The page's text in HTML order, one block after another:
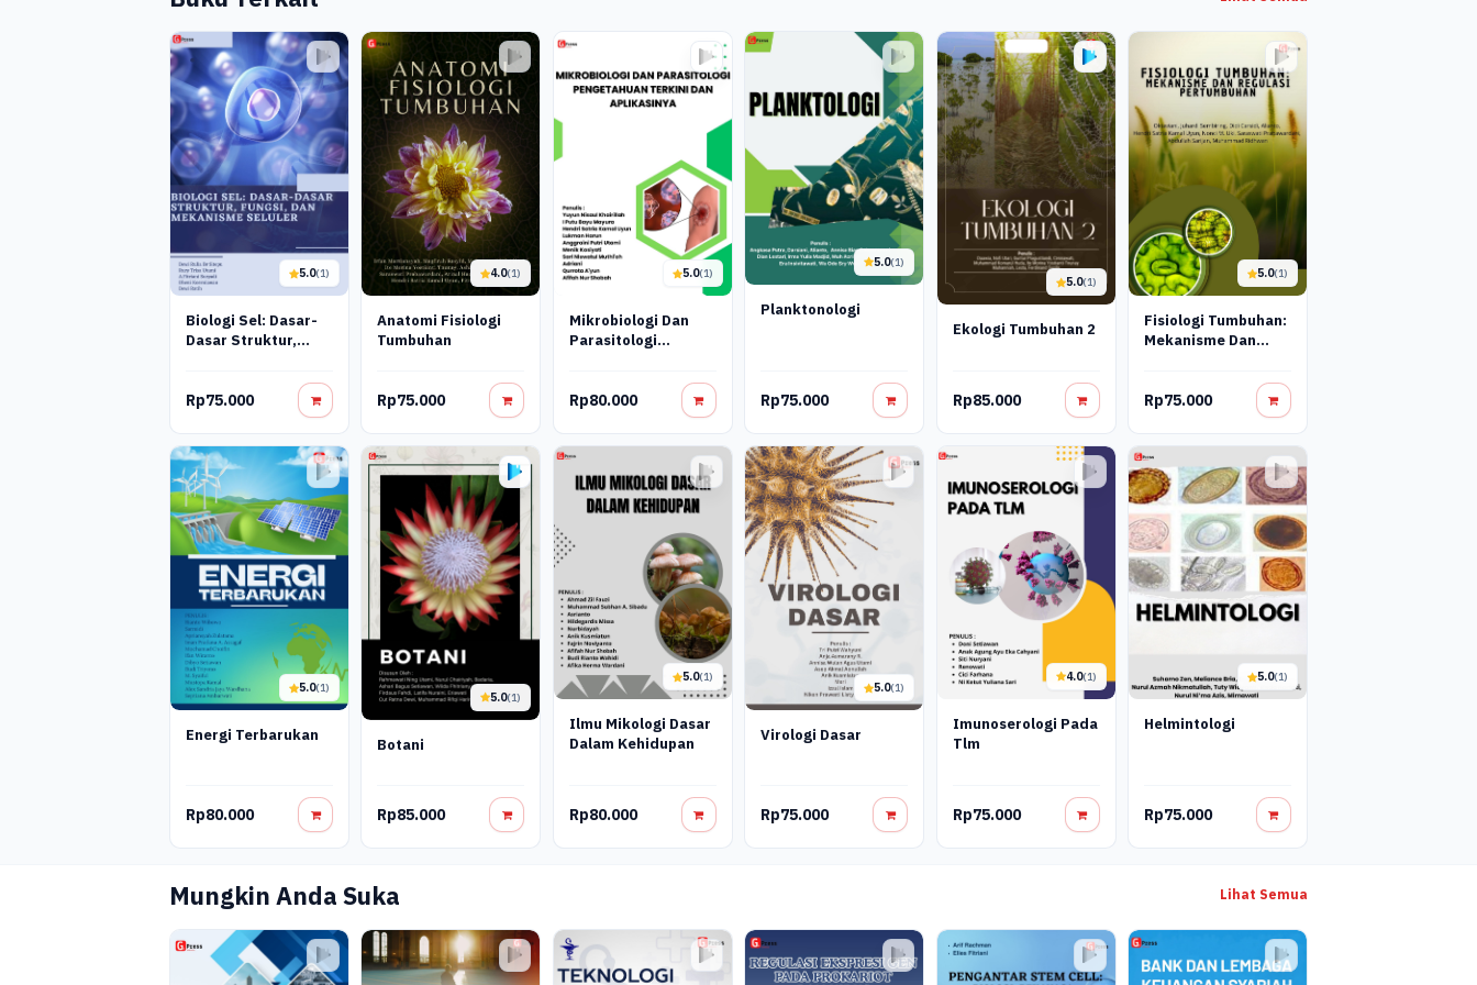
5.0(1)
Biologi Sel: Dasar-
Dasar Struktur,
Mekanisme Seluler
Rp75.000
4.0(1)
Anatomi Fisiologi
Tumbuhan
Rp75.000
5.0(1)
Mikrobiologi Dan
Parasitologi
Aplikasinya
Rp80.000
5.0(1)
Planktonologi
Rp75.000
5.0(1)
Ekologi Tumbuhan 2
Rp85.000
5.0(1)
Fisiologi Tumbuhan:
Mekanisme Dan
Rp75.000
5.0(1)
Energi Terbarukan
Rp80.000
5.0(1)
Botani
Rp85.000
5.0(1)
Ilmu Mikologi Dasar
Dalam Kehidupan
Rp80.000
5.0(1)
Virologi Dasar
Rp75.000
4.0(1)
Imunoserologi Pada
Tlm
Rp75.000
5.0(1)
Helmintologi
Rp75.000
Mungkin Anda Suka Lihat Semua